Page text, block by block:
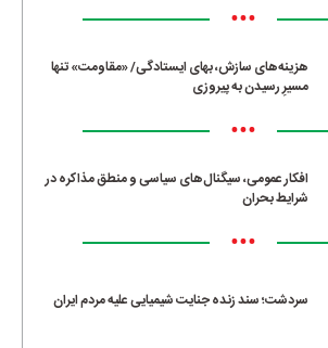
•••
هزینه‌های سازش، بهای ایستادگی/ «مقاومت» تنها
مسیرِ رسیدن به پیروزی
•••
افکار عمومی، سیگنال‌های سیاسی و منطق مذاکره در
شرایط بحران
•••
سردشت؛ سند زنده جنایت شیمیایی علیه مردم ایران